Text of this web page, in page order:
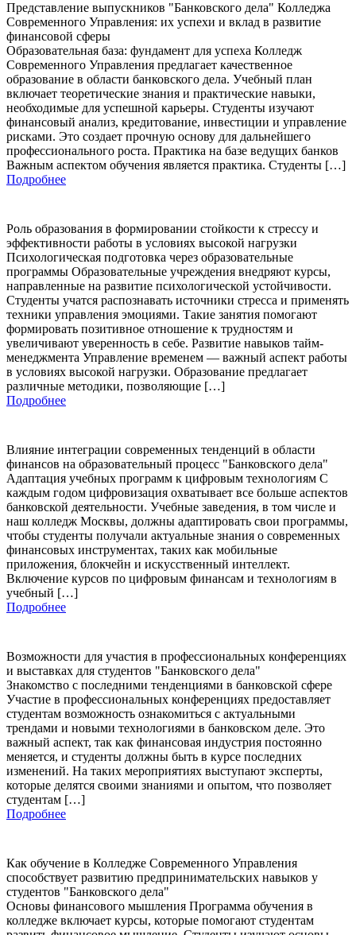
Представление выпускников "Банковского дела" Колледжа
Современного Управления: их успехи и вклад в развитие
финансовой сферы
Образовательная база: фундамент для успеха Колледж
Современного Управления предлагает качественное
образование в области банковского дела. Учебный план
включает теоретические знания и практические навыки,
необходимые для успешной карьеры. Студенты изучают
финансовый анализ, кредитование, инвестиции и управление
рисками. Это создает прочную основу для дальнейшего
профессионального роста. Практика на базе ведущих банков
Важным аспектом обучения является практика. Студенты […]
Подробнее
Роль образования в формировании стойкости к стрессу и
эффективности работы в условиях высокой нагрузки
Психологическая подготовка через образовательные
программы Образовательные учреждения внедряют курсы,
направленные на развитие психологической устойчивости.
Студенты учатся распознавать источники стресса и применять
техники управления эмоциями. Такие занятия помогают
формировать позитивное отношение к трудностям и
увеличивают уверенность в себе. Развитие навыков тайм-
менеджмента Управление временем — важный аспект работы
в условиях высокой нагрузки. Образование предлагает
различные методики, позволяющие […]
Подробнее
Влияние интеграции современных тенденций в области
финансов на образовательный процесс "Банковского дела"
Адаптация учебных программ к цифровым технологиям С
каждым годом цифровизация охватывает все больше аспектов
банковской деятельности. Учебные заведения, в том числе и
наш колледж Москвы, должны адаптировать свои программы,
чтобы студенты получали актуальные знания о современных
финансовых инструментах, таких как мобильные
приложения, блокчейн и искусственный интеллект.
Включение курсов по цифровым финансам и технологиям в
учебный […]
Подробнее
Возможности для участия в профессиональных конференциях
и выставках для студентов "Банковского дела"
Знакомство с последними тенденциями в банковской сфере
Участие в профессиональных конференциях предоставляет
студентам возможность ознакомиться с актуальными
трендами и новыми технологиями в банковском деле. Это
важный аспект, так как финансовая индустрия постоянно
меняется, и студенты должны быть в курсе последних
изменений. На таких мероприятиях выступают эксперты,
которые делятся своими знаниями и опытом, что позволяет
студентам […]
Подробнее
Как обучение в Колледже Современного Управления
способствует развитию предпринимательских навыков у
студентов "Банковского дела"
Основы финансового мышления Программа обучения в
колледже включает курсы, которые помогают студентам